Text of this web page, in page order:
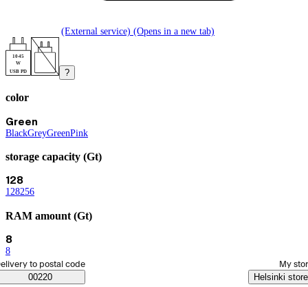
(External service) (Opens in a new tab)
10-45
W
USB PD
?
color
Current selection Green
Green
Black(color)
Grey(color)
Green(color
Pink
storage capacity (Gt)
Current selection 128
128
128(storage capacity (Gt)
256
RAM amount (Gt)
Current selection 8
8
8
Saatavuustiedot
order method
to postal code
00220
My
Helsinki store